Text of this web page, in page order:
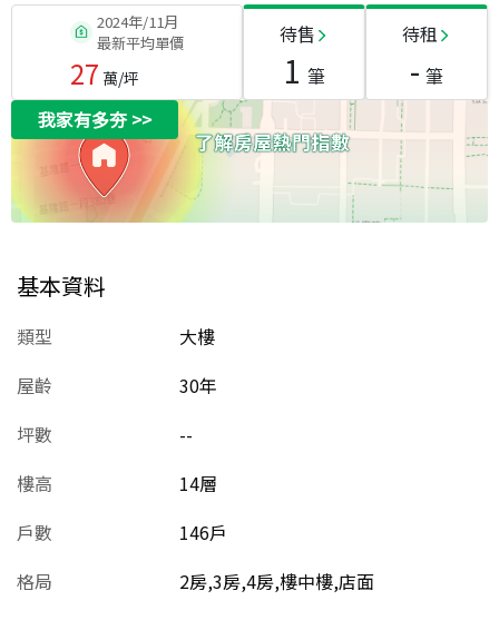
2024年/11月
最新平均單價
27 萬/坪
待售
1 筆
待租
- 筆
我家有多夯>>
基本資料
類型
大樓
屋齡
30年
坪數
--
樓高
14層
戶數
146戶
格局
2房,3房,4房,樓中樓,店面